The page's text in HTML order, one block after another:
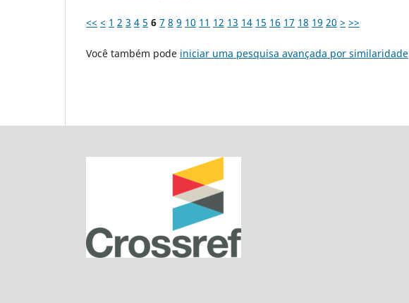
<< < 1 2 3 4 5 6 7 8 9 10 11 12 13 14 15 16 17 18 19 20 > >>
Você também pode iniciar uma pesquisa avançada por similaridade